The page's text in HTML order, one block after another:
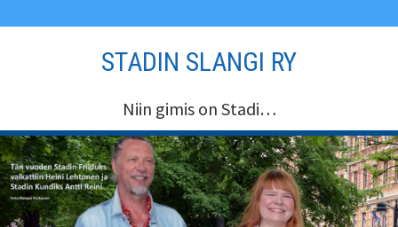
STADIN SLANGI RY
Niin gimis on Stadi…